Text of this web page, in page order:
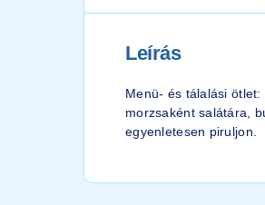
Leírás
Menü- és tálalási
morzsaként salátára,
egyenletesen piruljon.